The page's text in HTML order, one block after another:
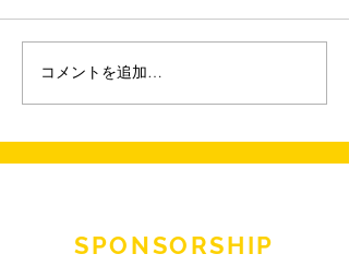
【旅車祭】宿泊レポート
_#014
コメントを追加…
SPONSORSHIP